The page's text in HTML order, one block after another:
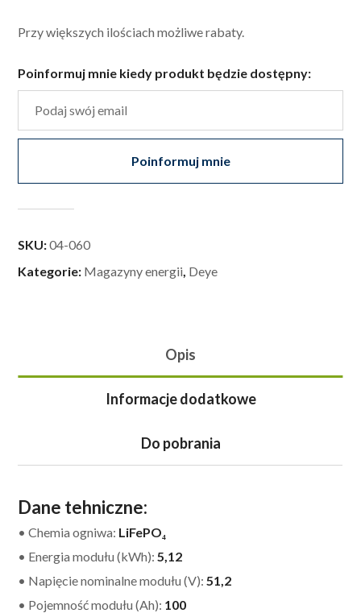
Przy większych ilościach możliwe rabaty.
Poinformuj mnie kiedy produkt będzie dostępny:
Poinformuj mnie
SKU:04-060
Kategorie: Magazyny energii Deye
Opis
Informacje dodatkowe
Do pobrania
Dane tehniczne:
• Chemia ogniwa: LiFePO₄
• Energia modułu (kWh): 5,12
• Napięcie nominalne modułu (V): 51,2
• Pojemność modułu (Ah): 100